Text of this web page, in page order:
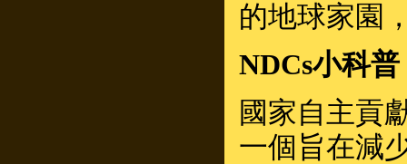
的地球家園
NDCs小科普
國家自主貢
一個旨在減